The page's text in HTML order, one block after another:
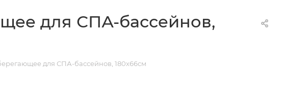
для СПА-бассейнов,
для СПА-бассейнов, 180х66см